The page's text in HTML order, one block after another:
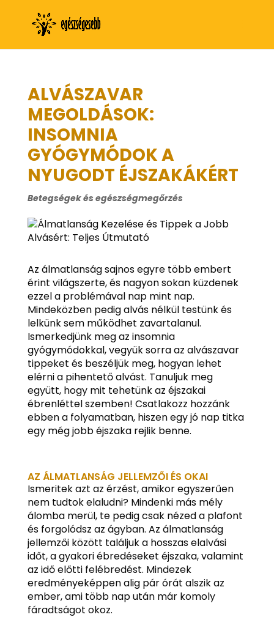
ALVÁSZAVAR
MEGOLDÁSOK:
INSOMNIA
GYÓGYMÓDOK A
NYUGODT ÉJSZAKÁKÉRT
Betegségek és egészségmegőrzés
Az álmatlanság sajnos egyre több embert
érint világszerte, és nagyon sokan küzdenek
ezzel a problémával nap mint nap.
Mindeközben pedig alvás nélkül testünk és
lelkünk sem működhet zavartalanul.
Ismerkedjünk meg az insomnia
gyógymódokkal, vegyük sorra az alvászavar
tippeket és beszéljük meg, hogyan lehet
elérni a pihentető alvást. Tanuljuk meg
együtt, hogy mit tehetünk az éjszakai
ébrenléttel szemben! Csatlakozz hozzánk
ebben a folyamatban, hiszen egy jó nap titka
egy még jobb éjszaka rejlik benne.
AZ ÁLMATLANSÁG JELLEMZŐI ÉS OKAI
Ismeritek azt az érzést, amikor egyszerűen
nem tudtok elaludni? Mindenki más mély
álomba merül, te pedig csak nézed a plafont
és forgolódsz az ágyban. Az álmatlanság
jellemzői között találjuk a hosszas elalvási
időt, a gyakori ébredéseket éjszaka, valamint
az idő előtti felébredést. Mindezek
eredményeképpen alig pár órát alszik az
ember, ami több nap után már komoly
fáradtságot okoz.